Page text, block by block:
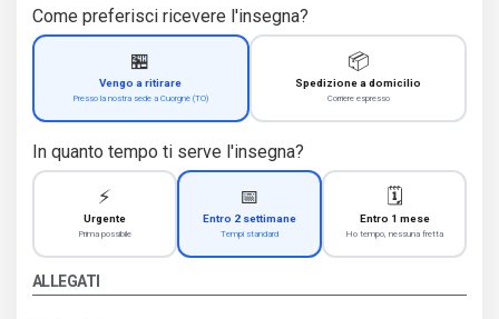
Come preferisci ricevere l'insegna?
🏪
Vengo a ritirare
Presso la nostra sede a Cuorgnè (TO)
📦
Spedizione a domicilio
Corriere espresso
In quanto tempo ti serve l'insegna?
⚡
Urgente
Prima possibile
📅
Entro 2 settimane
Tempi standard
🗓️
Entro 1 mese
Ho tempo, nessuna fretta
ALLEGATI